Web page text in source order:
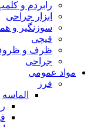
رابردم و
ابزار جراحی
سوزنگیر و
قیچی
ظرف و
جراحی
مواد عمومی
فرز
الماسه